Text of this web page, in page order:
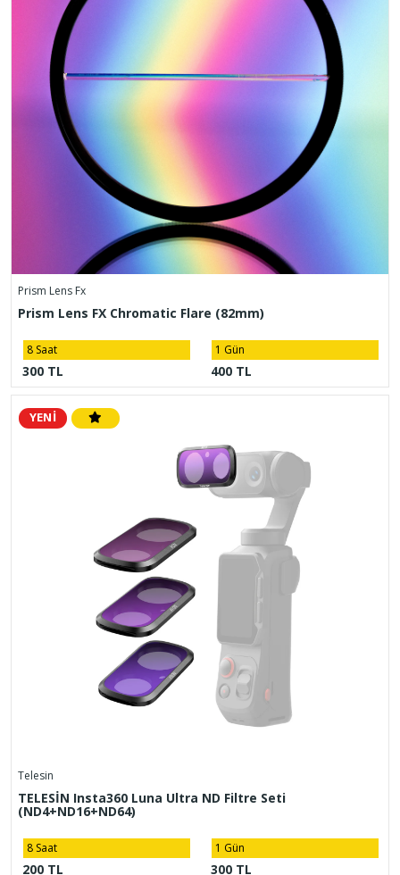
Prism Lens Fx
Prism Lens FX Chromatic Flare (82mm)
8 Saat
300 TL
1 Gün
400 TL
YENİ
Telesin
TELESİN Insta360 Luna Ultra ND Filtre Seti
(ND4+ND16+ND64)
8 Saat
200 TL
1 Gün
300 TL